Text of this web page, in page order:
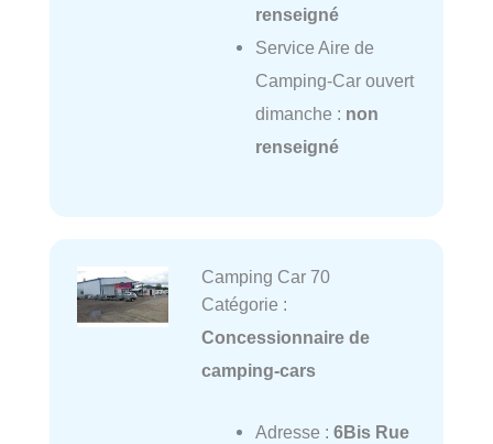
renseigné
Service Aire de
Camping-Car ouvert
dimanche : non
renseigné
Camping Car 70
Catégorie :
Concessionnaire de
camping-cars
Adresse : 6Bis Rue